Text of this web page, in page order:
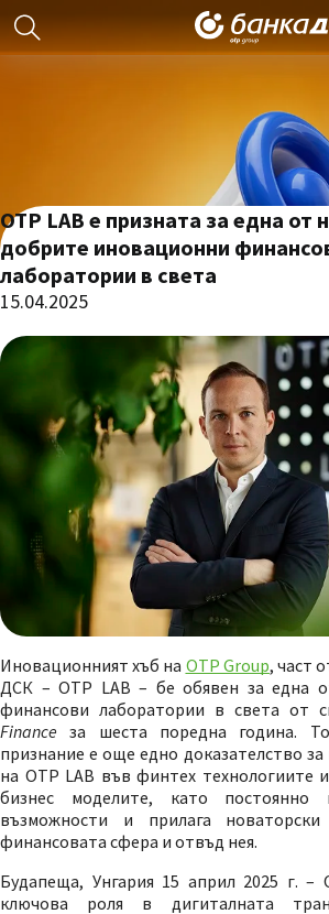
OTP LAB е призната за една от
добрите иновационни
лаборатории в света
15.04.2025
Иновационният хъб на OTP Group, част
ДСК – OTP LAB – бе обявен за една
финансови лаборатории в света от
Finance за шеста поредна година.
признание е още едно доказателство
на OTP LAB във финтех технологиите
бизнес моделите, като постоянно
възможности и прилага
финансовата сфера и отвъд нея.
Будапеща, Унгария 15 април 2025 г. –
ключова роля в дигиталната